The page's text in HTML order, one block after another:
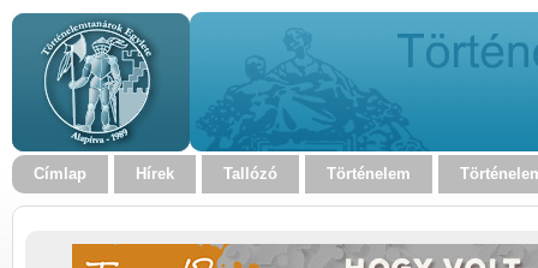
Címlap Hírek Tallózó Történelem